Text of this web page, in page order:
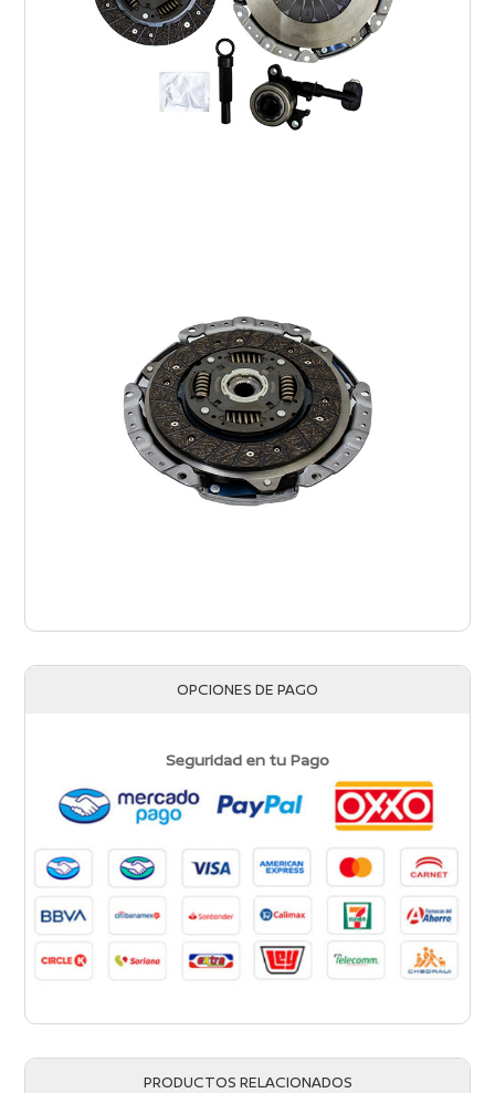
OPCIONES DE PAGO
Seguridad en tu Pago
PRODUCTOS RELACIONADOS